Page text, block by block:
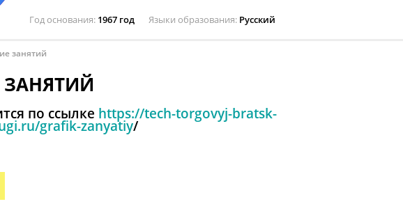
Год основания 1967 год Языки образования Русский
занятий
по ссылке https://tech-torgovyj-bratsk-
grafik-zanyatiy/